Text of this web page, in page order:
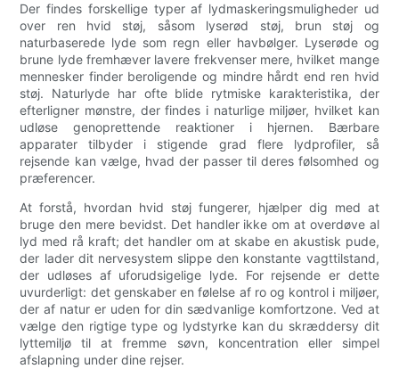
Der findes forskellige typer af lydmaskeringsmuligheder ud
over ren hvid støj, såsom lyserød støj, brun støj og
naturbaserede lyde som regn eller havbølger. Lyserøde og
brune lyde fremhæver lavere frekvenser mere, hvilket mange
mennesker finder beroligende og mindre hårdt end ren hvid
støj. Naturlyde har ofte blide rytmiske karakteristika, der
efterligner mønstre, der findes i naturlige miljøer, hvilket kan
udløse genoprettende reaktioner i hjernen. Bærbare
apparater tilbyder i stigende grad flere lydprofiler, så
rejsende kan vælge, hvad der passer til deres følsomhed og
præferencer.
At forstå, hvordan hvid støj fungerer, hjælper dig med at
bruge den mere bevidst. Det handler ikke om at overdøve al
lyd med rå kraft; det handler om at skabe en akustisk pude,
der lader dit nervesystem slippe den konstante vagttilstand,
der udløses af uforudsigelige lyde. For rejsende er dette
uvurderligt: ​​det genskaber en følelse af ro og kontrol i miljøer,
der af natur er uden for din sædvanlige komfortzone. Ved at
vælge den rigtige type og lydstyrke kan du skræddersy dit
lyttemiljø til at fremme søvn, koncentration eller simpel
afslapning under dine rejser.